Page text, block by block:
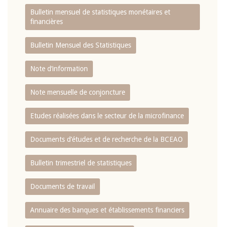
Bulletin mensuel de statistiques monétaires et
financières
Bulletin Mensuel des Statistiques
Note d’information
Note mensuelle de conjoncture
Etudes réalisées dans le secteur de la microfinance
Documents d’études et de recherche de la BCEAO
Bulletin trimestriel de statistiques
Documents de travail
Annuaire des banques et établissements financiers